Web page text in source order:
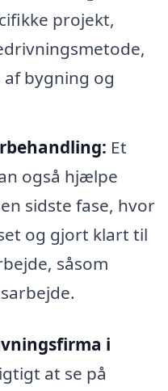
projekt,
bygning og
Et
også hjælpe
sidste fase, hvor
og gjort klart til
såsom
i
at se på